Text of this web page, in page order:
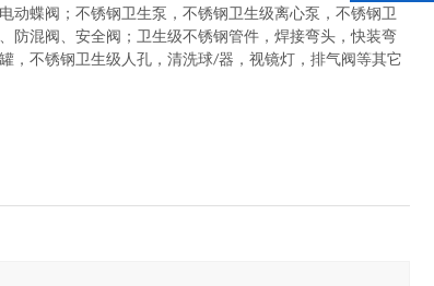
动蝶阀 ； 不锈钢卫生泵 ， 不锈钢卫生级离心泵，不锈钢卫
防混阀、安全阀 ； 卫生级不锈钢管件 ， 焊接弯头，快装弯
，不锈钢卫生级人孔，清洗球/器，视镜灯，排气阀等其它